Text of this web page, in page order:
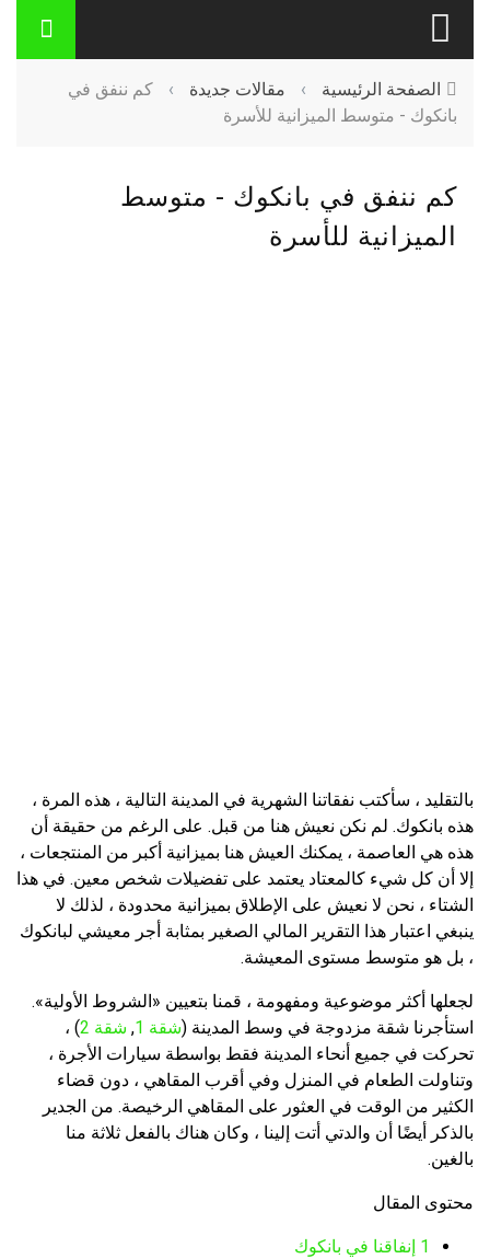
الصفحة الرئيسية › مقالات جديدة ›
كم ننفق في
بانكوك - متوسط ​​الميزانية للأسرة
كم ننفق في بانكوك - متوسط ​​
الميزانية للأسرة
بالتقليد ، سأكتب نفقاتنا الشهرية في المدينة التالية ، هذه المرة ،
هذه بانكوك. لم نكن نعيش هنا من قبل. على الرغم من حقيقة أن
هذه هي العاصمة ، يمكنك العيش هنا بميزانية أكبر من المنتجعات ،
إلا أن كل شيء كالمعتاد يعتمد على تفضيلات شخص معين. في هذا
الشتاء ، نحن لا نعيش على الإطلاق بميزانية محدودة ، لذلك لا
ينبغي اعتبار هذا التقرير المالي الصغير بمثابة أجر معيشي لبانكوك
، بل هو متوسط ​​مستوى المعيشة.
لجعلها أكثر موضوعية ومفهومة ، قمنا بتعيين «الشروط الأولية».
استأجرنا شقة مزدوجة في وسط المدينة (شقة 1 , شقة 2
) ،
تحركت في جميع أنحاء المدينة فقط بواسطة سيارات الأجرة ،
وتناولت الطعام في المنزل وفي أقرب المقاهي ، دون قضاء
الكثير من الوقت في العثور على المقاهي الرخيصة. من الجدير
بالذكر أيضًا أن والدتي أتت إلينا ، وكان هناك بالفعل ثلاثة منا
بالغين.
محتوى المقال
1 إنفاقنا في بانكوك